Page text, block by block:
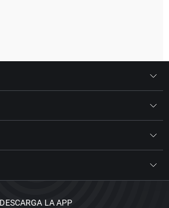
DESCARGA LA APP